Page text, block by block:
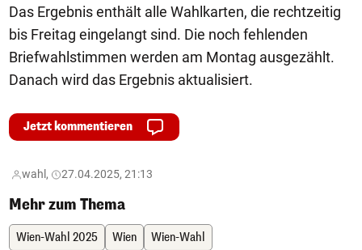
Das Ergebnis enthält alle Wahlkarten, die rechtzeitig
bis Freitag eingelangt sind. Die noch fehlenden
Briefwahlstimmen werden am Montag ausgezählt.
Danach wird das Ergebnis aktualisiert.
Jetzt kommentieren
wahl, 27.04.2025, 21:13
Mehr zum Thema
Wien-Wahl 2025 Wien Wien-Wahl